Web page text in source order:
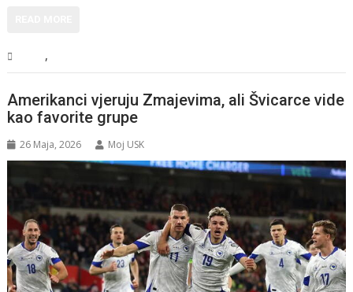
,
Amerikanci vjeruju Zmajevima, ali Švicarce vide
kao favorite grupe
26 Maja, 2026 Moj USK